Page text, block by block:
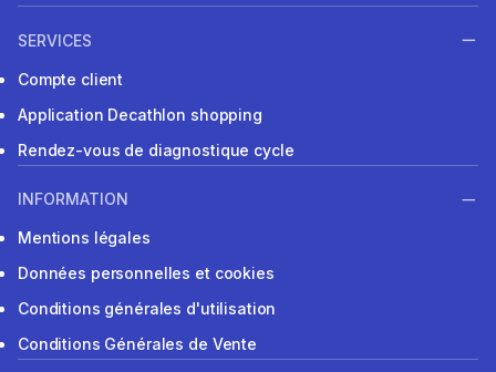
SERVICES
Compte client
Application Decathlon shopping
Rendez-vous de diagnostique cycle
INFORMATION
Mentions légales
Données personnelles et cookies
Conditions générales d'utilisation
Conditions Générales de Vente